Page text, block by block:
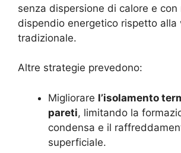
senza dispersione di calore e con
dispendio energetico rispetto alla
tradizionale.
Altre strategie prevedono:
Migliorare l’isolamento
pareti, limitando la
condensa e il
superficiale.